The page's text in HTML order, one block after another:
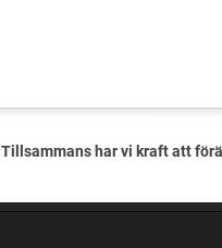
Tillsammans har vi kraft att